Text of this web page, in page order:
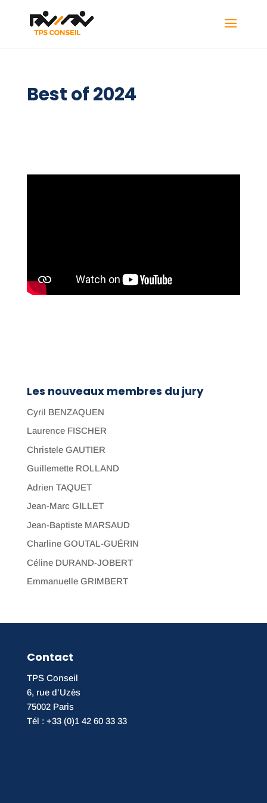
Best of 2024
Les nouveaux membres du jury
Cyril BENZAQUEN
Laurence FISCHER
Christele GAUTIER
Guillemette ROLLAND
Adrien TAQUET
Jean-Marc GILLET
Jean-Baptiste MARSAUD
Charline GOUTAL-GUÉRIN
Céline DURAND-JOBERT
Emmanuelle GRIMBERT
Contact
TPS Conseil
6, rue d’Uzès
75002 Paris
Tél : +33 (0)1 42 60 33 33